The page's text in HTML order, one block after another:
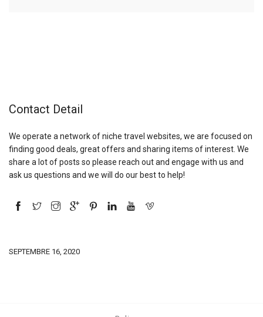
Contact Detail
We operate a network of niche travel websites, we are focused on
finding good deals, great offers and sharing items of interest. We
share a lot of posts so please reach out and engage with us and
ask us questions and we will do our best to help!
SEPTEMBRE 16, 2020